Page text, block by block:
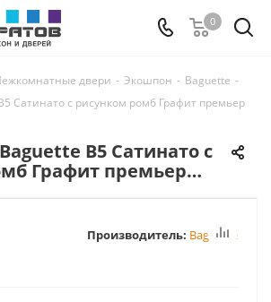
0
двери - Экошпон - Baguette -
Сатинато с рисунком ромб Графит премьер
B5 Сатинато с
Графит премьер
Производитель: Baguette